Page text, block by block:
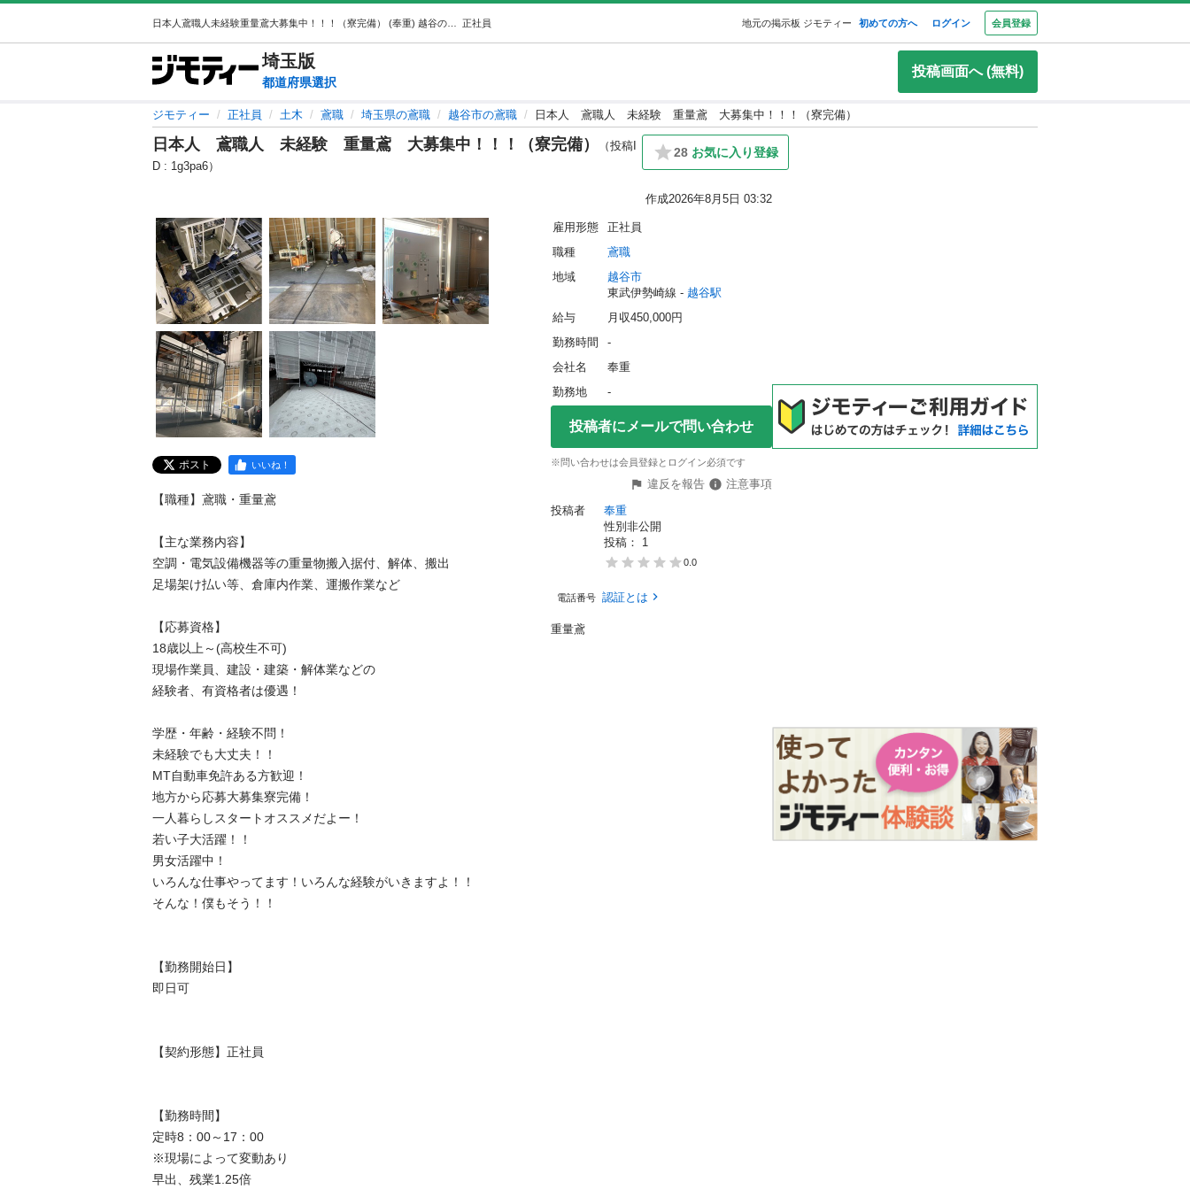
正社員 地元の掲示板 ジモティー 初めての方へ ログイン 会員登録
埼玉版
都道府県選択
投稿画面へ (無料)
ジモティー 正社員 土木 鳶職 埼玉県の鳶職 越谷市の鳶職 日本人 鳶職人 未経験 重量鳶 大募集中！！！（寮完備）
日本人 鳶職人 未経験 重量鳶 大募集中！！！（寮完備）
（投稿I
D : 1g3pa6）
28 お気に入り登録
作成2026年8月5日 03:32
ポスト いいね！
【職種】鳶職・重量鳶
【主な業務内容】
空調・電気設備機器等の重量物搬入据付、解体、搬出
足場架け払い等、倉庫内作業、運搬作業など
【応募資格】
18歳以上～(高校生不可)
現場作業員、建設・建築・解体業などの
経験者、有資格者は優遇！
学歴・年齢・経験不問！
未経験でも大丈夫！！
MT自動車免許ある方歓迎！
地方から応募大募集寮完備！
一人暮らしスタートオススメだよー！
若い子大活躍！！
男女活躍中！
いろんな仕事やってます！いろんな経験がいきますよ！！
そんな！僕もそう！！
【勤務開始日】
即日可
【契約形態】正社員
【勤務時間】
定時8：00～17：00
※現場によって変動あり
早出、残業1.25倍
雇用形態
正社員
職種
鳶職
地域
越谷市
東武伊勢崎線 - 越谷駅
給与
月収450,000円
勤務時間
-
会社名
奉重
勤務地
-
投稿者にメールで問い合わせ
※問い合わせは会員登録とログイン必須です
違反を報告
注意事項
投稿者
奉重
性別非公開
投稿： 1
0.0
電話番号 認証とは
重量鳶